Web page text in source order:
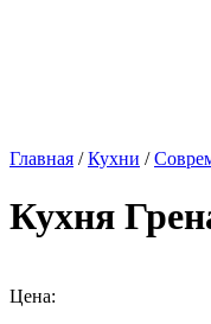
Главная /Кухни /
Кухня
Цена: